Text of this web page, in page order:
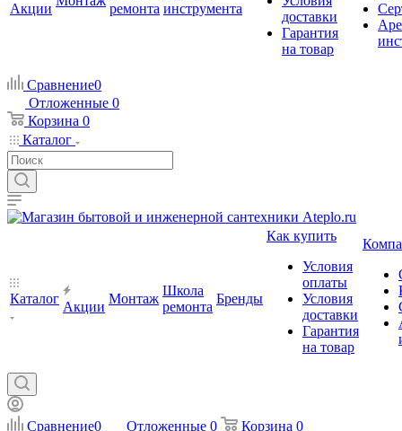
Акции
ремонта инструмента
доставки
Гарантия
на товар
Сравнение0
Отложенные 0
Корзина 0
Каталог
Каталог
Акции
Монтаж
Школа
ремонта
Бренды
Как купить
Условия
оплаты
Условия
доставки
Гарантия
на товар
Сравнение0 Отложенные 0 Корзина 0